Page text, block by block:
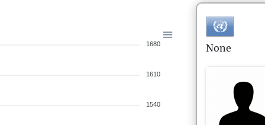
1680
1610
1540
None